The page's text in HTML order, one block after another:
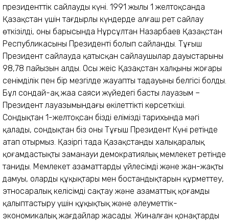
президенттік сайлаудың күні. 1991 жылы 1 желтоқсанда
Қазақстан үшін тағдырлы күндерде алғаш рет сайлау
өткізілді, оның барысында Нұрсұлтан Назарбаев Қазақстан
Республикасының Президенті болып сайланды. Тұңғыш
Президент сайлауда қатысқан сайлаушылар дауыстарының
98,78 пайызын алды. Осы жеңіс Қазақстан халқының жоғары
сенімділік пен бір мезгілде жауапты таңдауының белгісі болды.
Бұл сондай-ақ жаңа саяси жүйедегі басты лауазым –
Президент лауазымындағы өкілеттіктің көрсеткіші.
Сондықтан 1-желтоқсан біздің еліміздің тарихында мәңгі
қалады, сондықтан біз оны Тұңғыш Президент Күні ретінде
атап отырмыз. Қазіргі таңда Қазақстанды халықаралық
қоғамдастықтың заманауи демократиялық мемлекет ретінде
таниды. Мемлекет азаматтардың үйлесімді және жан-жақты
дамуы, олардың құқықтары мен бостандықтарын құрметтеу,
этносаралық келісімді сақтау және азаматтық қоғамды
қалыптастыру үшін құқықтық және әлеуметтік-
экономикалық жағдайлар жасады. Жиналған қонақтарды